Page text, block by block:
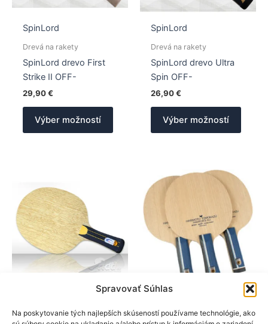
Spravovať Súhlas
Na poskytovanie tých najlepších skúseností používame technológie, ako
SpinLord
Drevá na rakety
SpinLord drevo First
Strike II OFF-
29,90€
Výber možností
Tento
na
stránke
produktu.
SpinLord
Drevá na rakety
SpinLord drevo Ultra
Spin OFF-
26,90€
Výber možností
Tento
vybrať
Drevá na rakety
BTY
Drevá na rakety